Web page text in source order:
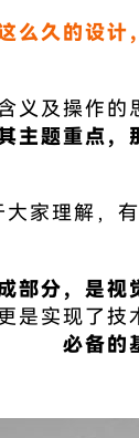
么久的设计
义及操作的
主题重点，
大家理解，
部分，是视
是实现了技
必备的